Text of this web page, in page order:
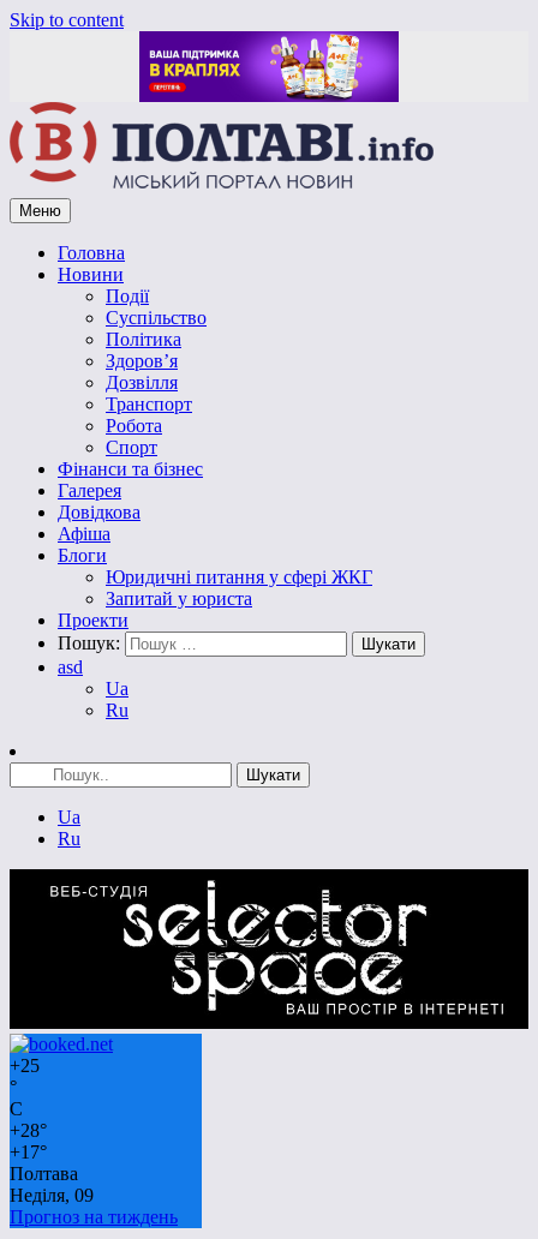
Skip to content
Vpoltave.info
Полтавський портал новин
Меню
Головна
Новини
Події
Суспільство
Політика
Здоров’я
Дозвілля
Транспорт
Робота
Спорт
Фінанси та бізнес
Галерея
Довідкова
Афіша
Блоги
Юридичні питання у сфері ЖКГ
Запитай у юриста
Проекти
Пошук:
asd
Ua
Ru
Ua
Ru
+25
°
C
+28°
+17°
Полтава
Неділя, 09
Прогноз на тиждень